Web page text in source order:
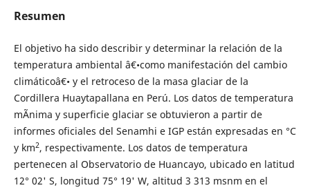
Resumen
El objetivo ha sido describir y determinar la relación de la
temperatura ambiental â€•como manifestación del cambio
climáticoâ€• y el retroceso de la masa glaciar de la
Cordillera Huaytapallana en Perú. Los datos de temperatura
mÃ­nima y superficie glaciar se obtuvieron a partir de
informes oficiales del Senamhi e IGP están expresadas en °C
y km2, respectivamente. Los datos de temperatura
pertenecen al Observatorio de Huancayo, ubicado en latitud
12° 02' S, longitud 75° 19' W, altitud 3 313 msnm en el